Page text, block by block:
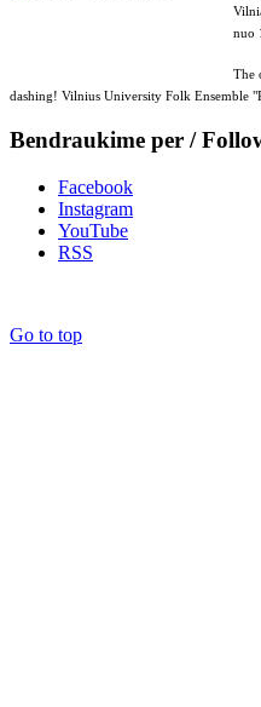
nuo
The
dashing! Vilnius University Folk Ensemble
Bendraukime per /
Facebook
Instagram
YouTube
RSS
Go to top